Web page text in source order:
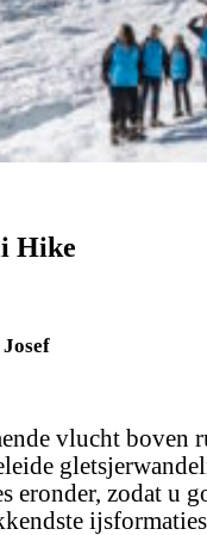
Hike
vlucht
eronder, zodat u